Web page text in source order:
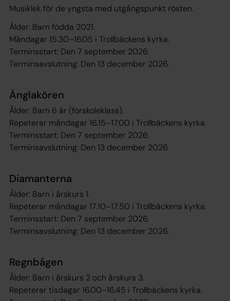
Musiklek för de yngsta med utgångspunkt rösten.
Ålder: Barn födda 2021.
Måndagar 15.30–16.05 i Trollbäckens kyrka.
Terminsstart: Den 7 september 2026.
Terminsavslutning: Den 13 december 2026.
Änglakören
Ålder: Barn 6 år (förskoleklass).
Repeterar måndagar 16.15–17.00 i Trollbäckens kyrka.
Terminsstart: Den 7 september 2026.
Terminsavslutning: Den 13 december 2026.
Diamanterna
Ålder: Barn i årskurs 1.
Repeterar måndagar 17.10–17.50 i Trollbäckens kyrka.
Terminsstart: Den 7 september 2026.
Terminsavslutning: Den 13 december 2026.
Regnbågen
Ålder: Barn i årskurs 2 och årskurs 3.
Repeterar tisdagar 16.00–16.45 i Trollbäckens kyrka.